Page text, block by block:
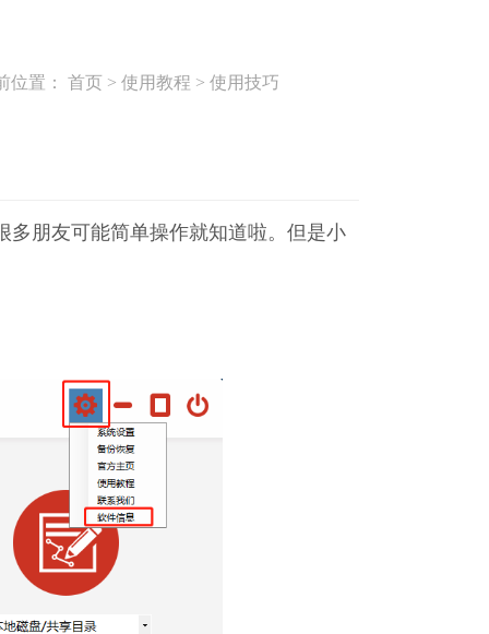
位置： 首页 > 使用教程 > 使用技巧
多朋友可能简单操作就知道啦。但是小